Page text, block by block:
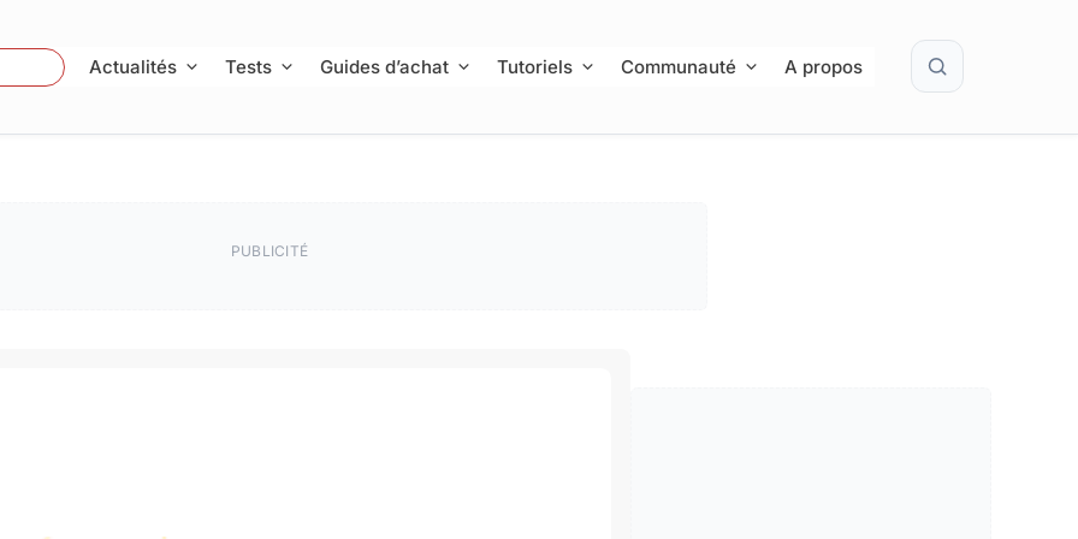
Actualités Tests Guides d’achat Tutoriels Communauté A propos Rechercher
PUBLICITÉ